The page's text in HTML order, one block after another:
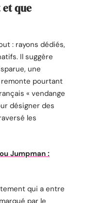
et que
: rayons dédiés,
Il suggère
une
pourtant
« vendange
désigner des
les
Jumpman :
qui a entre